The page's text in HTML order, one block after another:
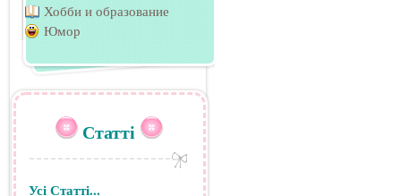
Хобби и образование
Юмор
Статті
Усі Статті...